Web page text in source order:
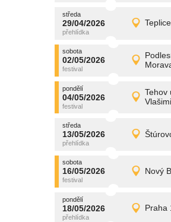
středa
29/04/2026 Teplice
středa
29/04/2026 Detail
promítání
sobota
02/05/2026
sobota
02/05/2026 Detail
promítání
pondělí
04/05/2026
Tehov
Vlašimi
pondělí
04/05/2026 Detail
promítání
středa
13/05/2026
středa
13/05/2026 Detail
promítání
sobota
16/05/2026 Nový
sobota
16/05/2026 Detail
promítání
pondělí
18/05/2026 Praha
pondělí
18/05/2026 Detail
promítání